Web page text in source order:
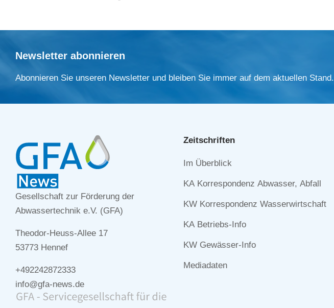
Newsletter abonnieren
Abonnieren Sie unseren Newsletter und bleiben Sie immer auf dem aktuellen Stand.
Gesellschaft zur Förderung der
Abwassertechnik e.V. (GFA)
Theodor-Heuss-Allee 17
53773 Hennef
+492242872333
info@gfa-news.de
Zeitschriften
Navigation
Im Überblick
KA Korrespondenz Abwasser, Abfall
KW Korrespondenz Wasserwirtschaft
KA Betriebs-Info
KW Gewässer-Info
Mediadaten